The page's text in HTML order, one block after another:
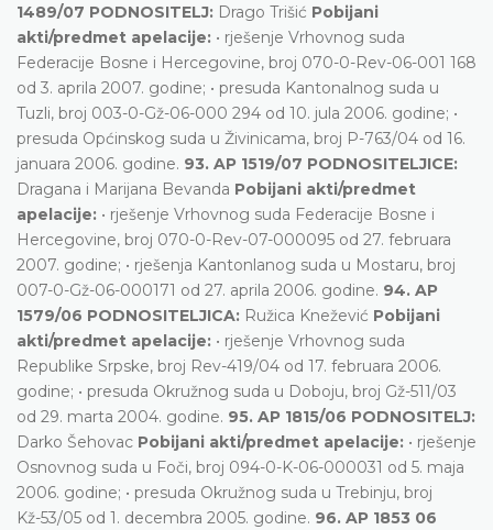
1489/07 PODNOSITELJ: Drago Trišić Pobijani
akti/predmet apelacije: • rješenje Vrhovnog suda
Federacije Bosne i Hercegovine, broj 070-0-Rev-06-001 168
od 3. aprila 2007. godine; • presuda Kantonalnog suda u
Tuzli, broj 003-0-Gž-06-000 294 od 10. jula 2006. godine; •
presuda Općinskog suda u Živinicama, broj P-763/04 od 16.
januara 2006. godine. 93. AP 1519/07 PODNOSITELJICE:
Dragana i Marijana Bevanda Pobijani akti/predmet
apelacije: • rješenje Vrhovnog suda Federacije Bosne i
Hercegovine, broj 070-0-Rev-07-000095 od 27. februara
2007. godine; • rješenja Kantonlanog suda u Mostaru, broj
007-0-Gž-06-000171 od 27. aprila 2006. godine. 94. AP
1579/06 PODNOSITELJICA: Ružica Knežević Pobijani
akti/predmet apelacije: • rješenje Vrhovnog suda
Republike Srpske, broj Rev-419/04 od 17. februara 2006.
godine; • presuda Okružnog suda u Doboju, broj Gž-511/03
od 29. marta 2004. godine. 95. AP 1815/06 PODNOSITELJ:
Darko Šehovac Pobijani akti/predmet apelacije: • rješenje
Osnovnog suda u Foči, broj 094-0-K-06-000031 od 5. maja
2006. godine; • presuda Okružnog suda u Trebinju, broj
Kž-53/05 od 1. decembra 2005. godine. 96. AP 1853 06